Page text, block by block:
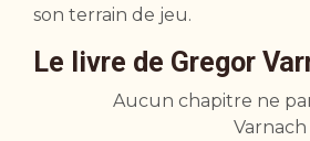
son terrain de jeu.
Le livre de Gregor
Aucun chapitre ne
Varnach